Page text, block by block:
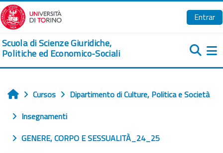
Salta al contenido principal
Entrar
Scuola di Scienze Giuridiche,
Politiche ed Economico-Sociali
Inicio
Cursos
Dipartimento di Culture, Politica e Società
Insegnamenti
GENERE, CORPO E SESSUALITÀ_24_25